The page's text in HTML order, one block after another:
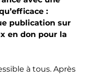
:
publication sur
en don pour la
à tous. Après